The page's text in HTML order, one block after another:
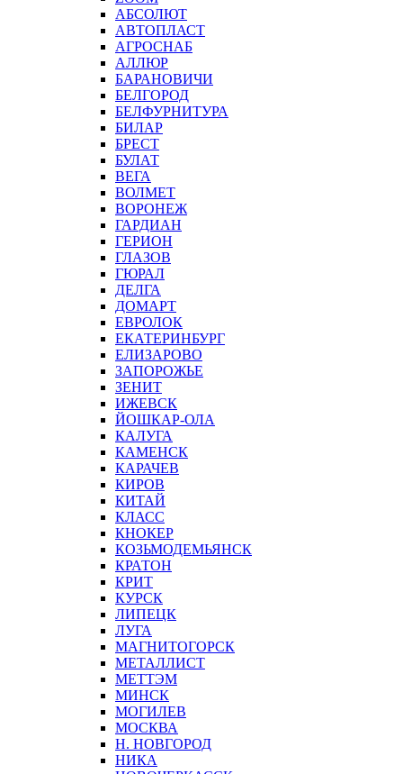
АБСОЛЮТ
АВТОПЛАСТ
АГРОСНАБ
АЛЛЮР
БАРАНОВИЧИ
БЕЛГОРОД
БЕЛФУРНИТУРА
БИЛАР
БРЕСТ
БУЛАТ
ВЕГА
ВОЛМЕТ
ВОРОНЕЖ
ГАРДИАН
ГЕРИОН
ГЛАЗОВ
ГЮРАЛ
ДЕЛГА
ДОМАРТ
ЕВРОЛОК
ЕКАТЕРИНБУРГ
ЕЛИЗАРОВО
ЗАПОРОЖЬЕ
ЗЕНИТ
ИЖЕВСК
ЙОШКАР-ОЛА
КАЛУГА
КАМЕНСК
КАРАЧЕВ
КИРОВ
КИТАЙ
КЛАСС
КНОКЕР
КОЗЬМОДЕМЬЯНСК
КРАТОН
КРИТ
КУРСК
ЛИПЕЦК
ЛУГА
МАГНИТОГОРСК
МЕТАЛЛИСТ
МЕТТЭМ
МИНСК
МОГИЛЕВ
МОСКВА
Н. НОВГОРОД
НИКА